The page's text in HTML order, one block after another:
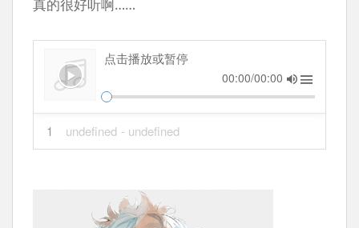
真的很好听啊……
点击播放或暂停
00:00/00:00
1 undefined - undefined